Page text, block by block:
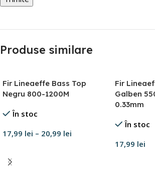
Produse similare
Fir Lineaeffe Bass Top
Negru 800-1200M
În stoc
17,99 lei – 20,99 lei
Fir
Galben
0.33mm
În stoc
17,99 lei